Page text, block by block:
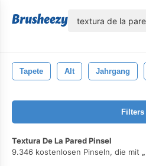
Tapete Alt Jahrgang
Filters
Textura De La Pared Pinsel
9.346 kostenlosen Pinseln, die mit